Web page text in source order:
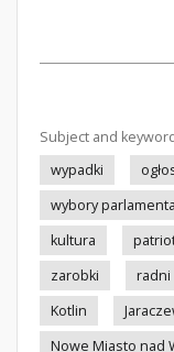
Subject and
wypadki
wybory
kultura
zarobki
radni
Kotlin
Nowe Miasto nad